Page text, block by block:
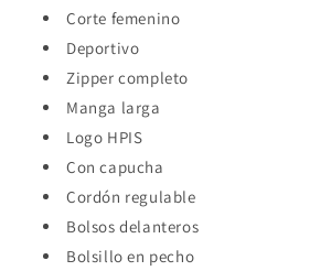
Corte femenino
Deportivo
Zipper completo
Manga larga
Logo HPIS
Con capucha
Cordón regulable
Bolsos delanteros
Bolsillo en pecho